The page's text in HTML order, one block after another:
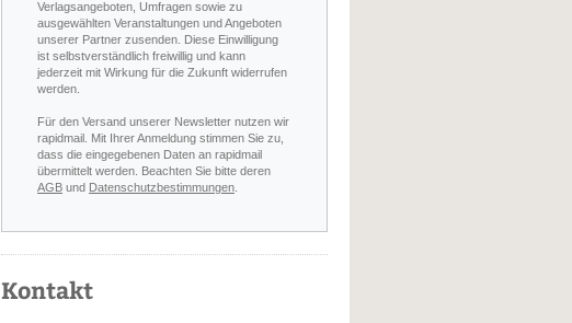
Verlagsangeboten, Umfragen sowie zu
ausgewählten Veranstaltungen und Angeboten
unserer Partner zusenden. Diese Einwilligung
ist selbstverständlich freiwillig und kann
jederzeit mit Wirkung für die Zukunft widerrufen
werden.
Für den Versand unserer Newsletter nutzen wir
rapidmail. Mit Ihrer Anmeldung stimmen Sie zu,
dass die eingegebenen Daten an rapidmail
übermittelt werden. Beachten Sie bitte deren
AGB und Datenschutzbestimmungen
Kontakt